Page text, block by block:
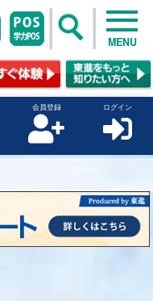
MENU
会員登録 ログイン